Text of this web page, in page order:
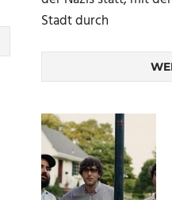
Stadt durch